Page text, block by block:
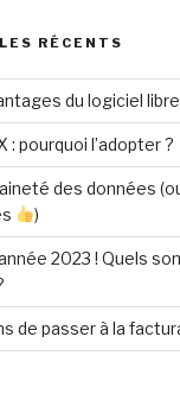
RÉCENTS
du logiciel
: pourquoi l’adopter ?
des données
)
2023 ! Quels
de passer à la